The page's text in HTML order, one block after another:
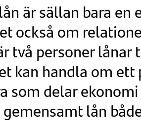
är sällan bara en
också om
två personer
kan handla om
som delar
lån